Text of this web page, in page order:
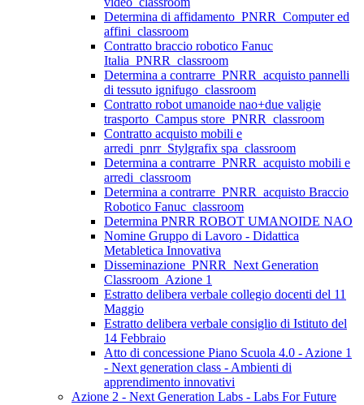
Determina di affidamento_PNRR_Computer ed
affini_classroom
Contratto braccio robotico Fanuc
Italia_PNRR_classroom
Determina a contrarre_PNRR_acquisto pannelli
di tessuto ignifugo_classroom
Contratto robot umanoide nao+due valigie
trasporto_Campus store_PNRR_classroom
Contratto acquisto mobili e
arredi_pnrr_Stylgrafix spa_classroom
Determina a contrarre_PNRR_acquisto mobili e
arredi_classroom
Determina a contrarre_PNRR_acquisto Braccio
Robotico Fanuc_classroom
Determina PNRR ROBOT UMANOIDE NAO
Nomine Gruppo di Lavoro - Didattica
Metabletica Innovativa
Disseminazione_PNRR_Next Generation
Classroom_Azione 1
Estratto delibera verbale collegio docenti del 11
Maggio
Estratto delibera verbale consiglio di Istituto del
14 Febbraio
Atto di concessione Piano Scuola 4.0 - Azione 1
- Next generation class - Ambienti di
apprendimento innovativi
Azione 2 - Next Generation Labs - Labs For Future